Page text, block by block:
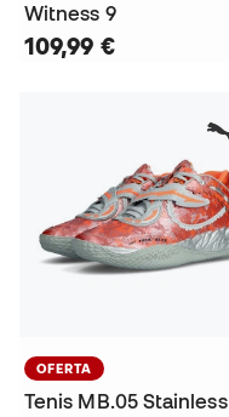
Witness 9
109,99 €
OFERTA
Tenis MB.05 Stainless